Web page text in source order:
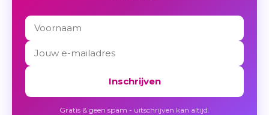
Inschrijven
Gratis & geen spam - uitschrijven kan altijd.